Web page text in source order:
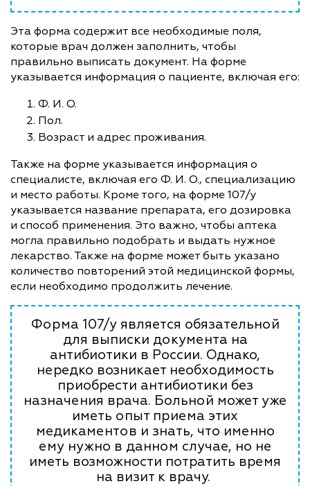
Эта форма содержит все необходимые поля,
которые врач должен заполнить, чтобы
правильно выписать документ. На форме
указывается информация о пациенте, включая его:
Ф. И. О.
Пол.
Возраст и адрес проживания.
Также на форме указывается информация о
специалисте, включая его Ф. И. О., специализацию
и место работы. Кроме того, на форме 107/у
указывается название препарата, его дозировка
и способ применения. Это важно, чтобы аптека
могла правильно подобрать и выдать нужное
лекарство. Также на форме может быть указано
количество повторений этой медицинской формы,
если необходимо продолжить лечение.
Форма 107/у является обязательной
для выписки документа на
антибиотики в России. Однако,
нередко возникает необходимость
приобрести антибиотики без
назначения врача. Больной может уже
иметь опыт приема этих
медикаментов и знать, что именно
ему нужно в данном случае, но не
иметь возможности потратить время
на визит к врачу.